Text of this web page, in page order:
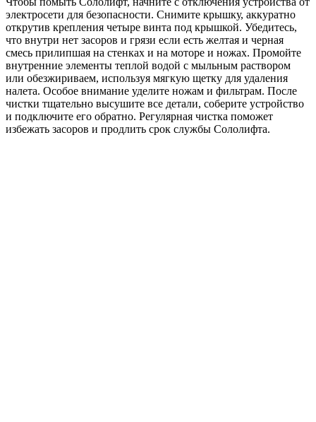
электросети для безопасности. Снимите крышку, аккуратно
открутив крепления четыре винта под крышкой. Убедитесь,
что внутри нет засоров и грязи если есть желтая и черная
смесь прилипшая на стенках и на моторе и ножах. Промойте
внутренние элементы теплой водой с мыльным раствором
или обезжириваем, используя мягкую щетку для удаления
налета. Особое внимание уделите ножам и фильтрам. После
чистки тщательно высушите все детали, соберите устройство
и подключите его обратно. Регулярная чистка поможет
избежать засоров и продлить срок службы Сололифта.